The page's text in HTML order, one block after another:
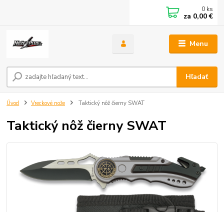
Menu
Hľadať
0 ks
za 0,00 €
Úvod Vreckové nože Taktický nôž čierny SWAT
Taktický nôž čierny SWAT